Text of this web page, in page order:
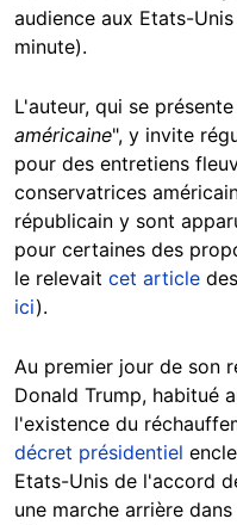
audience aux Etats-
minute).
L'auteur, qui se
américaine", y invite
pour des entretiens
conservatrices
républicain y sont
pour certaines des
le relevait cet article
ici).
Au premier jour de son
Donald Trump, habitué
l'existence du
décret présidentiel
Etats-Unis de l'accord
une marche arrière